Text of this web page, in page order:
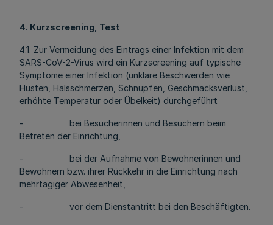
4. Kurzscreening, Test
4.1. Zur Vermeidung des Eintrags einer Infektion mit dem
SARS-CoV-2-Virus wird ein Kurzscreening auf typische
Symptome einer Infektion (unklare Beschwerden wie
Husten, Halsschmerzen, Schnupfen, Geschmacksverlust,
erhöhte Temperatur oder Übelkeit) durchgeführt
- bei Besucherinnen und Besuchern beim
Betreten der Einrichtung,
- bei der Aufnahme von Bewohnerinnen und
Bewohnern bzw. ihrer Rückkehr in die Einrichtung nach
mehrtägiger Abwesenheit,
- vor dem Dienstantritt bei den Beschäftigten.